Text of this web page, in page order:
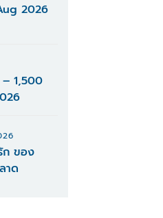
2026
1,500
ก ของ
าด